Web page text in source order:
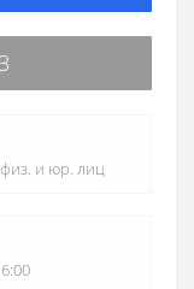
и юр. лиц